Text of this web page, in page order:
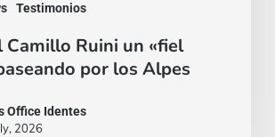
Testimonios
Camillo Ruini un «fiel
por los Alpes
Office Identes
2026